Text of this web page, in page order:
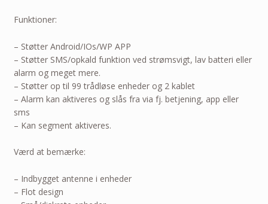
Funktioner:
– Støtter Android/IOs/WP APP
– Støtter SMS/opkald funktion ved strømsvigt, lav batteri eller
alarm og meget mere.
– Støtter op til 99 trådløse enheder og 2 kablet
– Alarm kan aktiveres og slås fra via fj. betjening, app eller
sms
– Kan segment aktiveres.
Værd at bemærke:
– Indbygget antenne i enheder
– Flot design